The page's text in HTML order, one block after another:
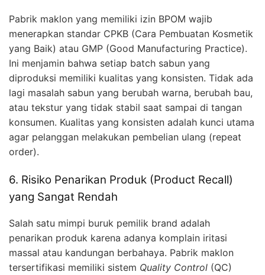
Pabrik maklon yang memiliki izin BPOM wajib
menerapkan standar CPKB (Cara Pembuatan Kosmetik
yang Baik) atau GMP (Good Manufacturing Practice).
Ini menjamin bahwa setiap batch sabun yang
diproduksi memiliki kualitas yang konsisten. Tidak ada
lagi masalah sabun yang berubah warna, berubah bau,
atau tekstur yang tidak stabil saat sampai di tangan
konsumen. Kualitas yang konsisten adalah kunci utama
agar pelanggan melakukan pembelian ulang (repeat
order).
6. Risiko Penarikan Produk (Product Recall)
yang Sangat Rendah
Salah satu mimpi buruk pemilik brand adalah
penarikan produk karena adanya komplain iritasi
massal atau kandungan berbahaya. Pabrik maklon
tersertifikasi memiliki sistem Quality Control (QC)